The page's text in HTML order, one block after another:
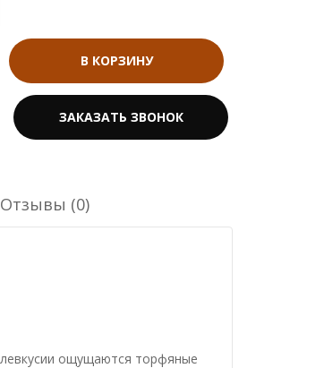
В КОРЗИНУ
ЗАКАЗАТЬ ЗВОНОК
Отзывы (0)
ощущаются торфяные